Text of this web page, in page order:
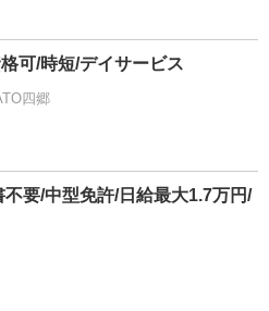
可/時短/デイサービス
四郷
要/中型免許/日給最大1.7万円/